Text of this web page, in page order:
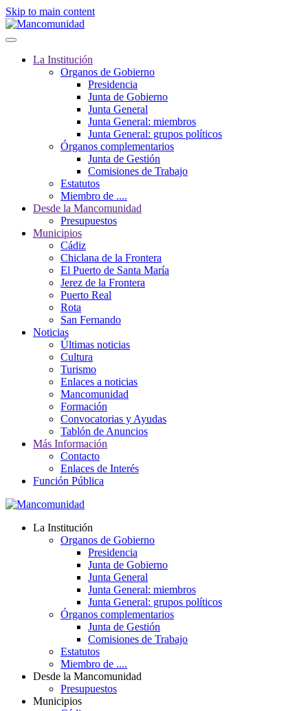
Skip to main content
La Institución
Organos de Gobierno
Presidencia
Junta de Gobierno
Junta General
Junta General: miembros
Junta General: grupos políticos
Órganos complementarios
Junta de Gestión
Comisiones de Trabajo
Estatutos
Miembro de ....
Desde la Mancomunidad
Presupuestos
Municipios
Cádiz
Chiclana de la Frontera
El Puerto de Santa María
Jerez de la Frontera
Puerto Real
Rota
San Fernando
Noticias
Últimas noticias
Cultura
Turismo
Enlaces a noticias
Mancomunidad
Formación
Convocatorias y Ayudas
Tablón de Anuncios
Más Información
Contacto
Enlaces de Interés
Función Pública
La Institución
Organos de Gobierno
Presidencia
Junta de Gobierno
Junta General
Junta General: miembros
Junta General: grupos políticos
Órganos complementarios
Junta de Gestión
Comisiones de Trabajo
Estatutos
Miembro de ....
Desde la Mancomunidad
Presupuestos
Municipios